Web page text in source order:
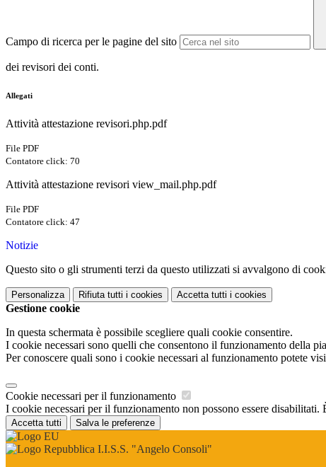
Campo di ricerca per le pagine del sito
dei revisori dei conti.
Allegati
Attività attestazione revisori.php.pdf
File PDF
Contatore click: 70
Attività attestazione revisori view_mail.php.pdf
File PDF
Contatore click: 47
Notizie
Questo sito o gli strumenti terzi da questo utilizzati si avvalgono di
Personalizza Rifiuta tutti i cookies Accetta tutti i cookies
Gestione cookie
In questa schermata è possibile scegliere quali cookie consentire.
I cookie necessari sono quelli che consentono il funzionamento della
Per conoscere quali sono i cookie necessari al funzionamento potete
Cookie necessari per il funzionamento
I cookie necessari per il funzionamento non possono essere
Accetta tutti Salva le preferenze
I.I.S.S. "Angelo Consoli"